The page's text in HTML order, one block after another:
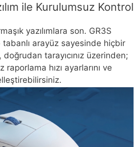
ile Kurulumsuz Kontrol
yazılımlara son. GR3S
tabanlı arayüz sayesinde hiçbir
tarayıcınız üzerinden;
hızı ayarlarını ve